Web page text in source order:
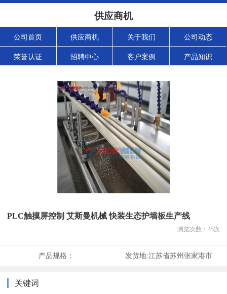
供应商机
公司首页 供应商机 关于我们 公司动态
荣誉认证 招聘中心 客户案例 产品知识
PLC触摸屏控制 艾斯曼机械 快装生态护墙板生产线
浏览次数： 45次
产品规格： 发货地:江苏省苏州张家港市
关键词